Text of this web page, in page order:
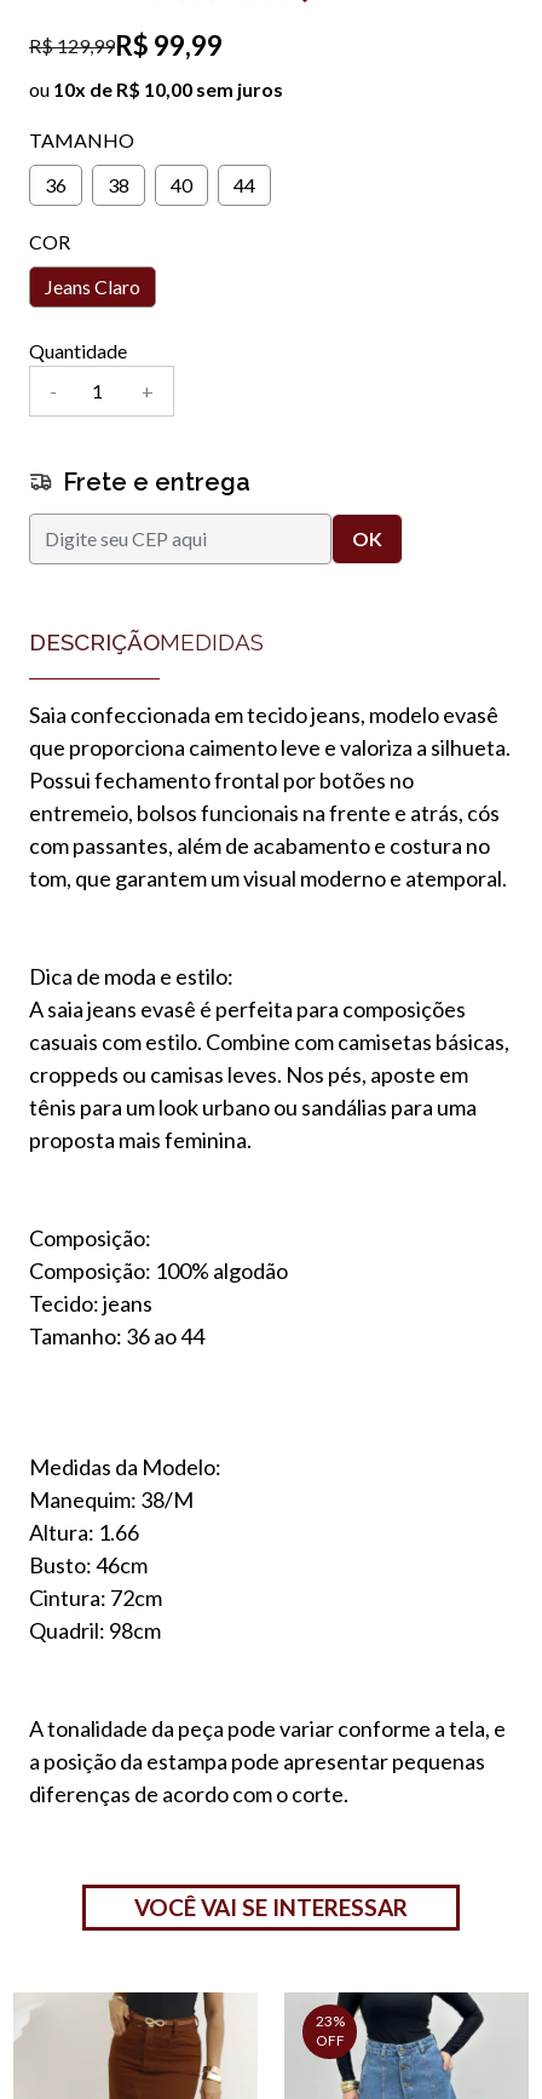
R$ 129,99R$ 99,99
ou 10x de R$ 10,00 sem juros
TAMANHO
36
38 40 44
COR
Jeans Claro
Quantidade
-
+
Frete e entrega
DESCRIÇÃOMEDIDAS
Saia confeccionada em tecido jeans, modelo evasê
que proporciona caimento leve e valoriza a silhueta.
Possui fechamento frontal por botões no
entremeio, bolsos funcionais na frente e atrás, cós
com passantes, além de acabamento e costura no
tom, que garantem um visual moderno e atemporal.
Dica de moda e estilo:
A saia jeans evasê é perfeita para composições
casuais com estilo. Combine com camisetas básicas,
croppeds ou camisas leves. Nos pés, aposte em
tênis para um look urbano ou sandálias para uma
proposta mais feminina.
Composição:
Composição: 100% algodão
Tecido: jeans
Tamanho: 36 ao 44
Medidas da Modelo:
Manequim: 38/M
Altura: 1.66
Busto: 46cm
Cintura: 72cm
Quadril: 98cm
A tonalidade da peça pode variar conforme a tela, e
a posição da estampa pode apresentar pequenas
diferenças de acordo com o corte.
VOCÊ VAI SE INTERESSAR
23%
OFF